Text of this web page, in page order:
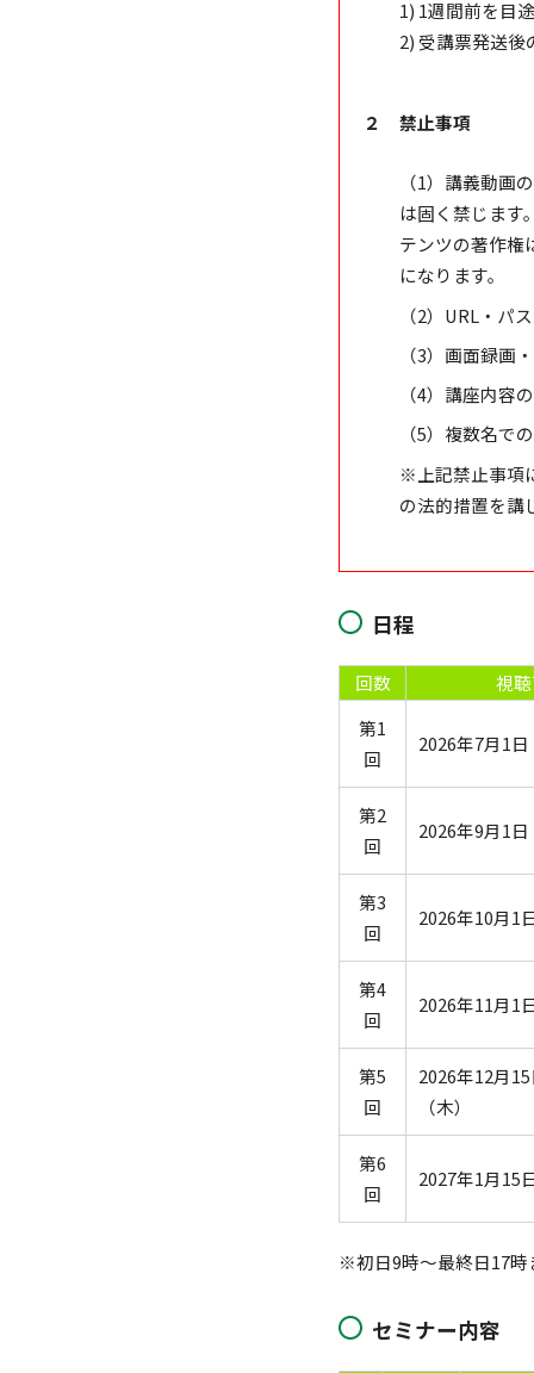
1) 1週間前を目
2) 受講票発送
２ 禁止事項
（1）講義動画
は固く禁じます
テンツの著作権
になります。
（2）URL・パ
（3）画面録画
（4）講座内容
（5）複数名で
※上記禁止事項
の法的措置を講
日程
回数
視
第1
回
2026年7月1
第2
回
2026年9月1
第3
回
2026年10月1
第4
回
2026年11月1
第5
回
2026年12月
（木）
第6
回
2027年1月15
※初日9時～最終日17時
セミナー内容